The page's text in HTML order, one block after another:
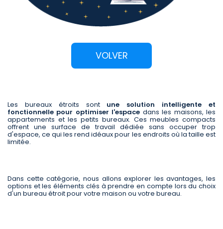
VOLVER
Les bureaux étroits sont une solution intelligente et
fonctionnelle pour optimiser l'espace dans les maisons, les
appartements et les petits bureaux. Ces meubles compacts
offrent une surface de travail dédiée sans occuper trop
d'espace, ce qui les rend idéaux pour les endroits où la taille est
limitée.
Dans cette catégorie, nous allons explorer les avantages, les
options et les éléments clés à prendre en compte lors du choix
d'un bureau étroit pour votre maison ou votre bureau.